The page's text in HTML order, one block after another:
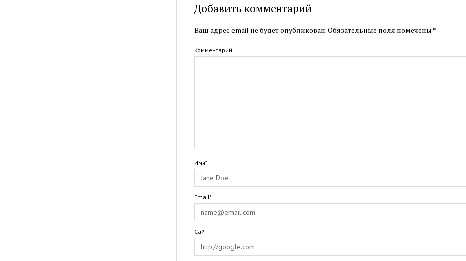
Добавить комментарий
Ваш адрес email не будет опубликован.Обязательные поля помечены *
Комментарий
Имя*
Email*
Сайт